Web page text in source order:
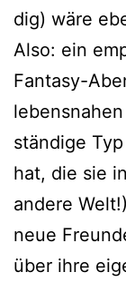
dig) wäre
Also: ein
Fantasy-
stän­di­ge
hat, die sie
ande­re
neue
über ihre